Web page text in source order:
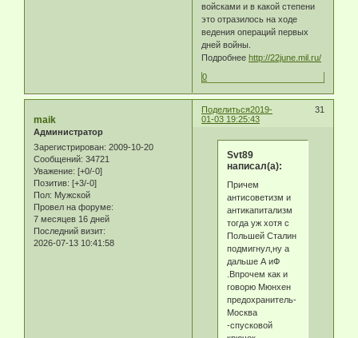
войсками и в какой степени
это отразилось на ходе
ведения операций первых
дней войны.
Подробнееhttp://22june.mil.ru/
0
Поделиться 31
2019-
01-03 19:25:43
maik
Администратор
Зарегистрирован: 2009-10-20
Сообщений: 34721
Уважение: [+0/-0]
Позитив: [+3/-0]
Пол: Мужской
Провел на форуме:
7 месяцев 16 дней
Последний визит:
2026-07-13 10:41:58
Svt89
написал(а):
Причем
антисоветизм и
антикапитализм
тогда уж хотя с
Польшей Сталин
подмигнул,ну а
дальше А иФ
.Впрочем как и
говорю Мюнхен
предохранитель-
Москва
-спусковой